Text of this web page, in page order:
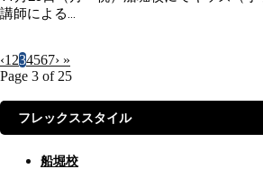
講師による...
‹1 234567› »
Page 3 of 25
フレックススタイル
船堀校